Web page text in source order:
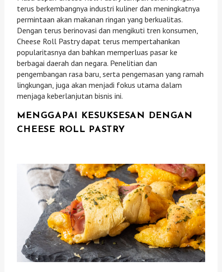
terus berkembangnya industri kuliner dan meningkatnya
permintaan akan makanan ringan yang berkualitas.
Dengan terus berinovasi dan mengikuti tren konsumen,
Cheese Roll Pastry dapat terus mempertahankan
popularitasnya dan bahkan memperluas pasar ke
berbagai daerah dan negara. Penelitian dan
pengembangan rasa baru, serta pengemasan yang ramah
lingkungan, juga akan menjadi fokus utama dalam
menjaga keberlanjutan bisnis ini.
MENGGAPAI KESUKSESAN DENGAN
CHEESE ROLL PASTRY